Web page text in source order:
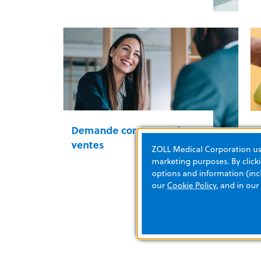
Service à la clientèle
Demande concernant les
ventes
ZOLL Medical Corporation
marketing purposes. By
options and information
our Cookie Policy, and in our